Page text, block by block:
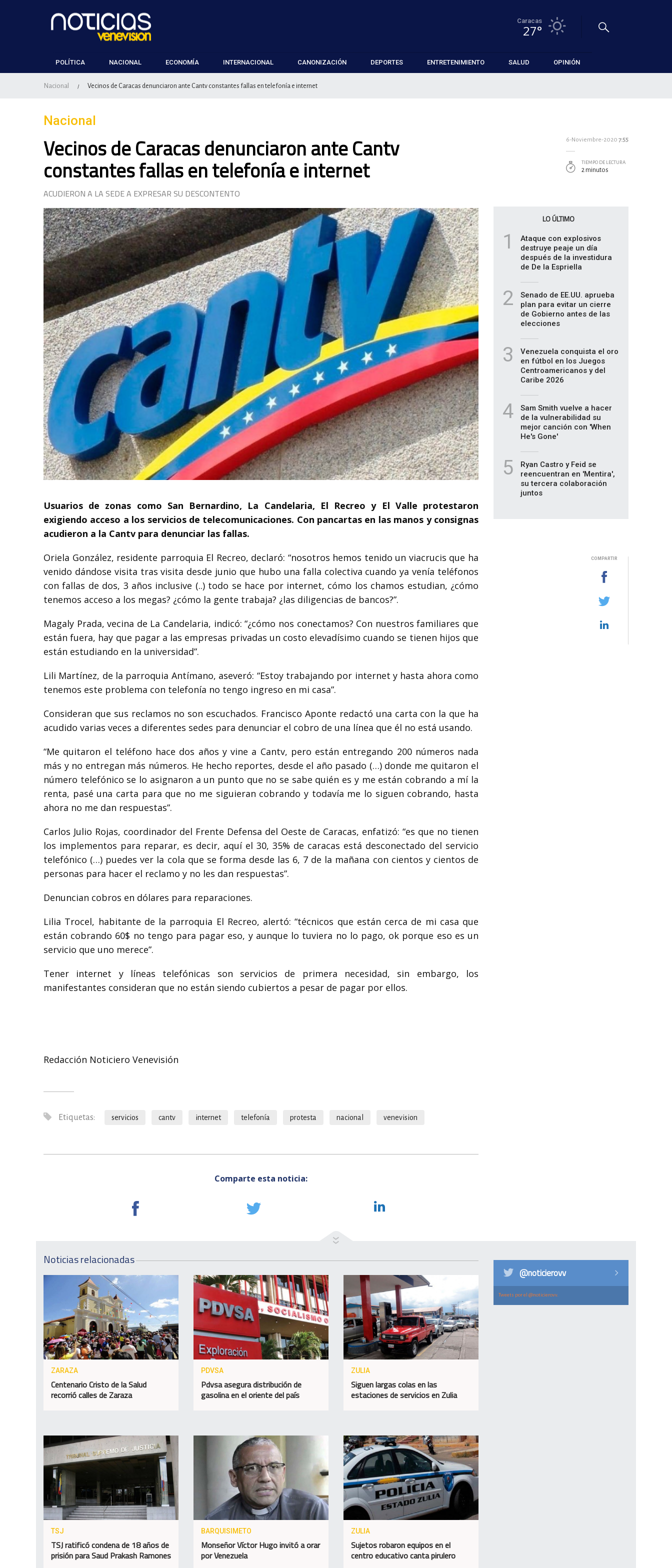
Caracas
27°
POLÍTICA NACIONAL ECONOMÍA INTERNACIONAL CANONIZACIÓN DEPORTES ENTRETENIMIENTO SALUD OPINIÓN
Nacional / Vecinos de Caracas denunciaron ante Cantv constantes fallas en telefonía e internet
Nacional
Vecinos de Caracas denunciaron ante Cantv
constantes fallas en telefonía e internet
ACUDIERON A LA SEDE A EXPRESAR SU DESCONTENTO
Usuarios de zonas como San Bernardino, La Candelaria, El Recreo y El Valle protestaron
exigiendo acceso a los servicios de telecomunicaciones. Con pancartas en las manos y consignas
acudieron a la Cantv para denunciar las fallas.
Oriela González, residente parroquia El Recreo, declaró: “nosotros hemos tenido un viacrucis que ha
venido dándose visita tras visita desde junio que hubo una falla colectiva cuando ya venía teléfonos
con fallas de dos, 3 años inclusive (..) todo se hace por internet, cómo los chamos estudian, ¿cómo
tenemos acceso a los megas? ¿cómo la gente trabaja? ¿las diligencias de bancos?”.
Magaly Prada, vecina de La Candelaria, indicó: “¿cómo nos conectamos? Con nuestros familiares que
están fuera, hay que pagar a las empresas privadas un costo elevadísimo cuando se tienen hijos que
están estudiando en la universidad”.
Lili Martínez, de la parroquia Antímano, aseveró: “Estoy trabajando por internet y hasta ahora como
tenemos este problema con telefonía no tengo ingreso en mi casa”.
Consideran que sus reclamos no son escuchados. Francisco Aponte redactó una carta con la que ha
acudido varias veces a diferentes sedes para denunciar el cobro de una línea que él no está usando.
“Me quitaron el teléfono hace dos años y vine a Cantv, pero están entregando 200 números nada
más y no entregan más números. He hecho reportes, desde el año pasado (…) donde me quitaron el
número telefónico se lo asignaron a un punto que no se sabe quién es y me están cobrando a mí la
renta, pasé una carta para que no me siguieran cobrando y todavía me lo siguen cobrando, hasta
ahora no me dan respuestas”.
Carlos Julio Rojas, coordinador del Frente Defensa del Oeste de Caracas, enfatizó: “es que no tienen
los implementos para reparar, es decir, aquí el 30, 35% de caracas está desconectado del servicio
telefónico (…) puedes ver la cola que se forma desde las 6, 7 de la mañana con cientos y cientos de
personas para hacer el reclamo y no les dan respuestas”.
Denuncian cobros en dólares para reparaciones.
Lilia Trocel, habitante de la parroquia El Recreo, alertó: “técnicos que están cerca de mi casa que
están cobrando 60$ no tengo para pagar eso, y aunque lo tuviera no lo pago, ok porque eso es un
servicio que uno merece”.
Tener internet y líneas telefónicas son servicios de primera necesidad, sin embargo, los
manifestantes consideran que no están siendo cubiertos a pesar de pagar por ellos.
Redacción Noticiero Venevisión
Etiquetas: servicios cantv internet telefonía protesta nacional venevision
Comparte esta noticia:
6-Noviembre-2020 7:55
TIEMPO DE LECTURA
2 minutos
LO ÚLTIMO
1
Ataque con explosivos
destruye peaje un día
después de la investidura
de De la Espriella
2
Senado de EE.UU. aprueba
plan para evitar un cierre
de Gobierno antes de las
elecciones
3
Venezuela conquista el oro
en fútbol en los Juegos
Centroamericanos y del
Caribe 2026
4
Sam Smith vuelve a hacer
de la vulnerabilidad su
mejor canción con 'When
He's Gone'
5
Ryan Castro y Feid se
reencuentran en 'Mentira',
su tercera colaboración
juntos
COMPARTIR
Noticias relacionadas
ZARAZA
Centenario Cristo de la Salud
recorrió calles de Zaraza
PDVSA
Pdvsa asegura distribución de
gasolina en el oriente del país
ZULIA
Siguen largas colas en las
estaciones de servicios en Zulia
TSJ
TSJ ratificó condena de 18 años de
prisión para Saud Prakash Ramones
BARQUISIMETO
Monseñor Víctor Hugo invitó a orar
por Venezuela
ZULIA
Sujetos robaron equipos en el
centro educativo canta pirulero
@noticierovv
Tweets por el @noticierovv.